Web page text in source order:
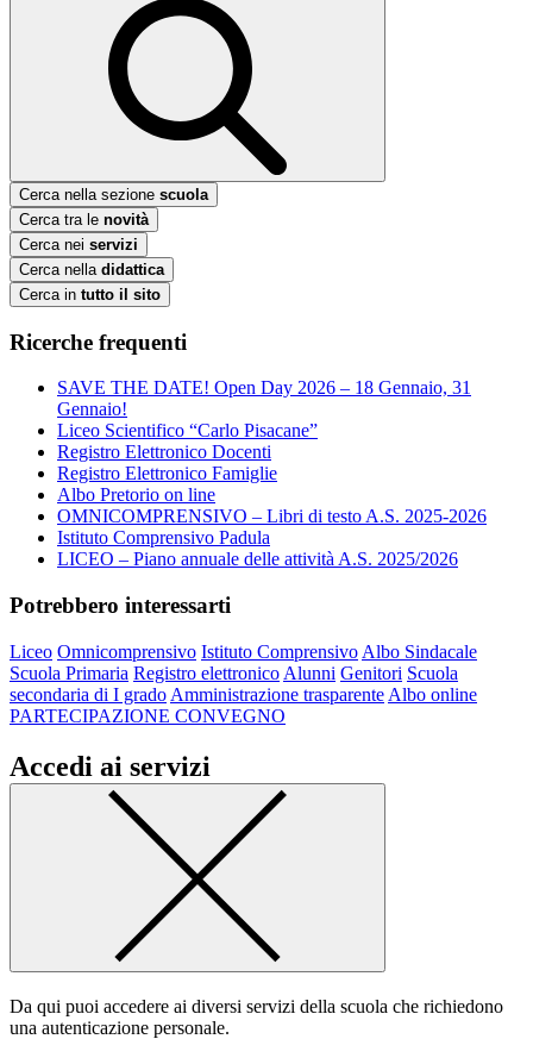
Cerca nella sezione scuola
Cerca tra le novità
Cerca nei servizi
Cerca nella didattica
Cerca in tutto il sito
Ricerche frequenti
SAVE THE DATE! Open Day 2026 – 18 Gennaio, 31
Gennaio!
Liceo Scientifico “Carlo Pisacane”
Registro Elettronico Docenti
Registro Elettronico Famiglie
Albo Pretorio on line
OMNICOMPRENSIVO – Libri di testo A.S. 2025-2026
Istituto Comprensivo Padula
LICEO – Piano annuale delle attività A.S. 2025/2026
Potrebbero interessarti
Liceo Omnicomprensivo Istituto Comprensivo Albo Sindacale
Scuola Primaria Registro elettronico Alunni Genitori Scuola
secondaria di I grado Amministrazione trasparente Albo online
PARTECIPAZIONE CONVEGNO
Accedi ai servizi
Da qui puoi accedere ai diversi servizi della scuola che richiedono
una autenticazione personale.